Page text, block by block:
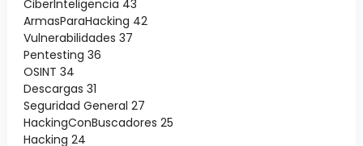
CiberInteligencia 43
ArmasParaHacking 42
Vulnerabilidades 37
Pentesting 36
OSINT 34
Descargas 31
Seguridad General 27
HackingConBuscadores 25
Hacking 24